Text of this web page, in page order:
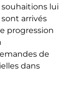
lui
arrivés
progression
de
dans